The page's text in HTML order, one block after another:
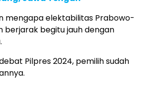
mengapa elektabilitas Prabowo-
berjarak begitu jauh dengan
Pilpres 2024, pemilih sudah